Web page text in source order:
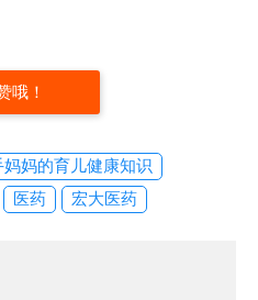
哦！
妈妈的育儿健康知识
医药 宏大医药